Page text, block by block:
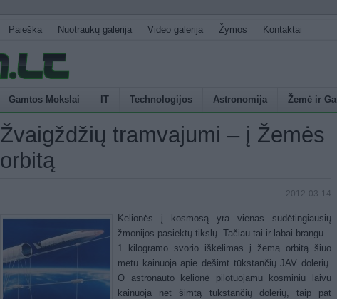
Paieška Nuotraukų galerija Video galerija Žymos Kontaktai
Gamtos Mokslai IT Technologijos Astronomija Žemė ir
Žvaigždžių tramvajumi – į Žemės
orbitą
2012-03-14
Kelionės į kosmosą yra vienas sudėtingiausių
žmonijos pasiektų tikslų. Tačiau tai ir labai brangu –
1 kilogramo svorio iškėlimas į žemą orbitą šiuo
metu kainuoja apie dešimt tūkstančių JAV dolerių.
O astronauto kelionė pilotuojamu kosminiu laivu
kainuoja net šimtą tūkstančių dolerių, taip pat